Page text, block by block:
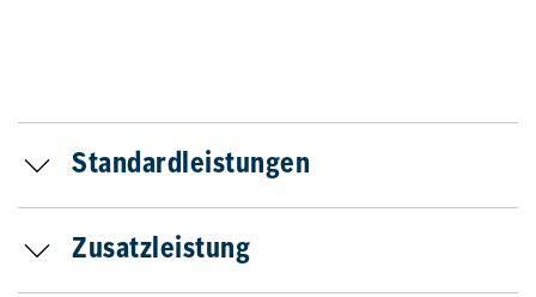
Standardleistungen
Zusatzleistung